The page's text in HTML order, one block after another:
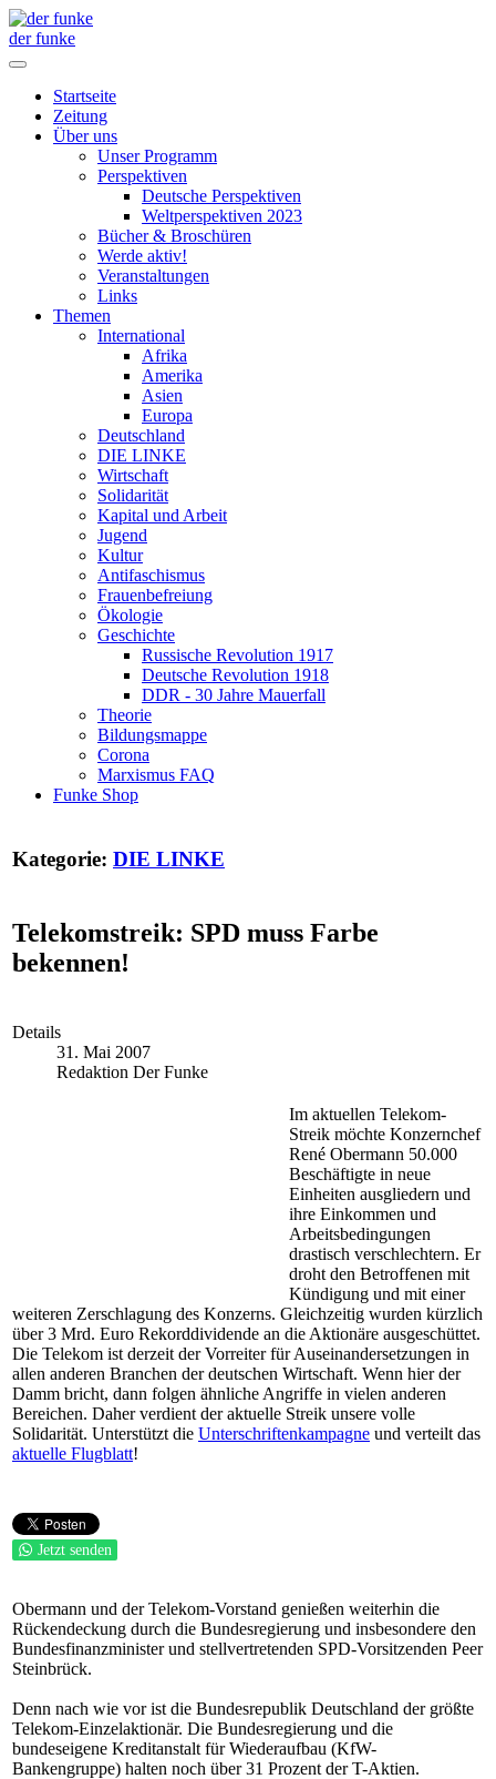
der funke
Startseite
Zeitung
Über uns
Unser Programm
Perspektiven
Deutsche Perspektiven
Weltperspektiven 2023
Bücher & Broschüren
Werde aktiv!
Veranstaltungen
Links
Themen
International
Afrika
Amerika
Asien
Europa
Deutschland
DIE LINKE
Wirtschaft
Solidarität
Kapital und Arbeit
Jugend
Kultur
Antifaschismus
Frauenbefreiung
Ökologie
Geschichte
Russische Revolution 1917
Deutsche Revolution 1918
DDR - 30 Jahre Mauerfall
Theorie
Bildungsmappe
Corona
Marxismus FAQ
Funke Shop
Kategorie: DIE LINKE
Telekomstreik: SPD muss Farbe
bekennen!
Details
31. Mai 2007
Redaktion Der Funke
Im aktuellen Telekom-
Streik möchte Konzernchef
René Obermann 50.000
Beschäftigte in neue
Einheiten ausgliedern und
ihre Einkommen und
Arbeitsbedingungen
drastisch verschlechtern. Er
droht den Betroffenen mit
Kündigung und mit einer
weiteren Zerschlagung des Konzerns. Gleichzeitig wurden kürzlich
über 3 Mrd. Euro Rekorddividende an die Aktionäre ausgeschüttet.
Die Telekom ist derzeit der Vorreiter für Auseinandersetzungen in
allen anderen Branchen der deutschen Wirtschaft. Wenn hier der
Damm bricht, dann folgen ähnliche Angriffe in vielen anderen
Bereichen. Daher verdient der aktuelle Streik unsere volle
Solidarität. Unterstützt die Unterschriftenkampagne und verteilt das
aktuelle Flugblatt!
Jetzt senden
Obermann und der Telekom-Vorstand genießen weiterhin die
Rückendeckung durch die Bundesregierung und insbesondere den
Bundesfinanzminister und stellvertretenden SPD-Vorsitzenden Peer
Steinbrück.
Denn nach wie vor ist die Bundesrepublik Deutschland der größte
Telekom-Einzelaktionär. Die Bundesregierung und die
bundeseigene Kreditanstalt für Wiederaufbau (KfW-
Bankengruppe) halten noch über 31 Prozent der T-Aktien.